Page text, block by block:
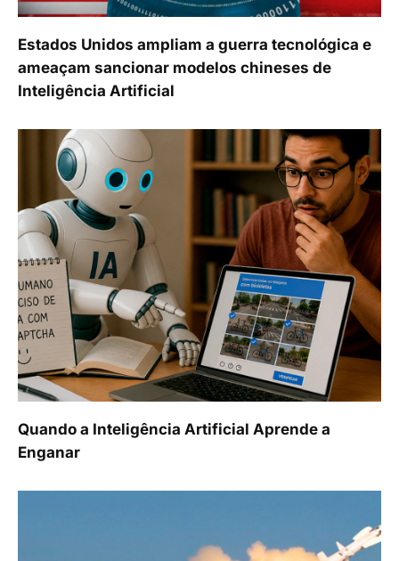
Estados Unidos ampliam a guerra tecnológica e
ameaçam sancionar modelos chineses de
Inteligência Artificial
Quando a Inteligência Artificial Aprende a
Enganar